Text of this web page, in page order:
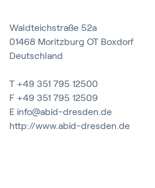
Contact
Partners
Waldteichstraße 52a
01468 Moritzburg OT Boxdorf
Deutschland
T +49 351 795 12500
F +49 351 795 12509
E info@abid-dresden.de
http://www.abid-dresden.de